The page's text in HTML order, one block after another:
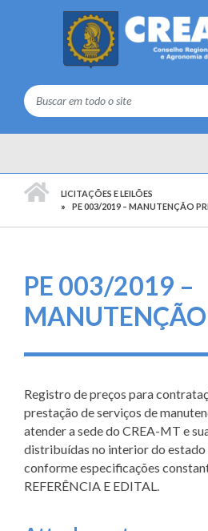
LICITAÇÕES E LEILÕES
PE 003/2019 – MANUTENÇÃO
PE 003/2019 –
Registro de preços para
prestação de serviços de
atender a sede do CREA-MT e
distribuídas no interior do estado
conforme especificações
REFERÊNCIA E EDITAL.